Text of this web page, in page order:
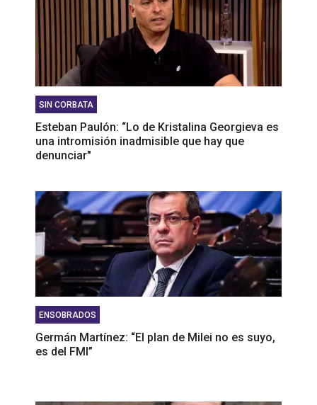
SIN CORBATA
Esteban Paulón: “Lo de Kristalina Georgieva es
una intromisión inadmisible que hay que
denunciar"
ENSOBRADOS
Germán Martínez: “El plan de Milei no es suyo,
es del FMI”